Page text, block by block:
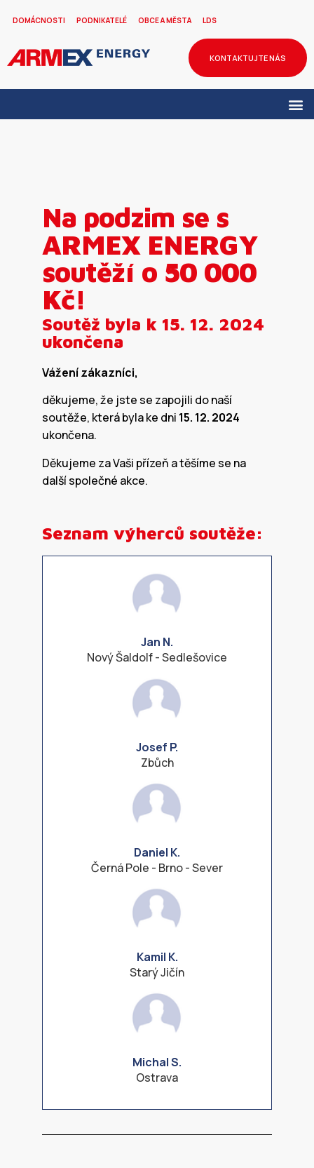
DOMÁCNOSTI PODNIKATELÉ OBCE A MĚSTA LDS
KONTAKTUJTE NÁS
Na podzim se s
ARMEX ENERGY
soutěží o 50 000
Kč!
Soutěž byla k 15. 12. 2024
ukončena
Vážení zákazníci,
děkujeme, že jste se zapojili do naší
soutěže, která byla ke dni 15. 12. 2024
ukončena.
Děkujeme za Vaši přízeň a těšíme se na
další společné akce.
Seznam výherců soutěže:
Jan N.
Nový Šaldolf - Sedlešovice
Josef P.
Zbůch
Daniel K.
Černá Pole - Brno - Sever
Kamil K.
Starý Jičín
Michal S.
Ostrava